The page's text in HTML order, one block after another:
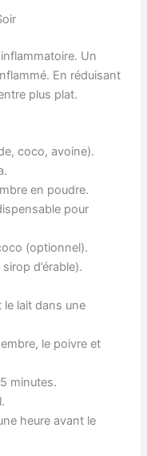
Un
En réduisant
plus plat.
coco, avoine).
en poudre.
pour
(optionnel).
d’érable).
lait dans une
le poivre et
minutes.
heure avant le